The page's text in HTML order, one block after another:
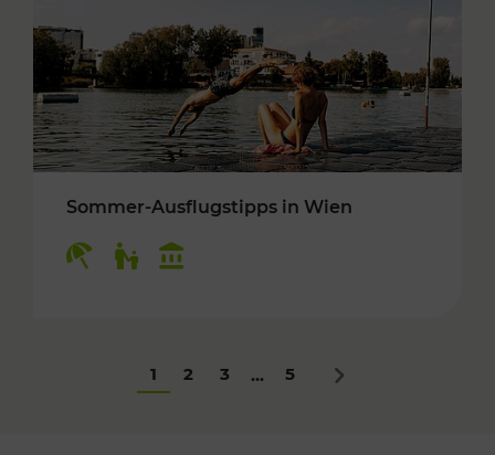
Sommer-Ausflugstipps in Wien
1 2 3 ... 5 Nächstes